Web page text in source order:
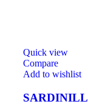
Quick view
Compare
Add to wishlist